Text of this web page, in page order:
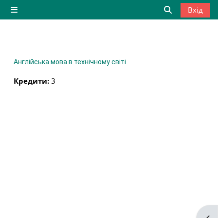
Перейти до головного вмісту
Бокова панель
Вхід
Англійська мова в технічному світі
Кредити: 3